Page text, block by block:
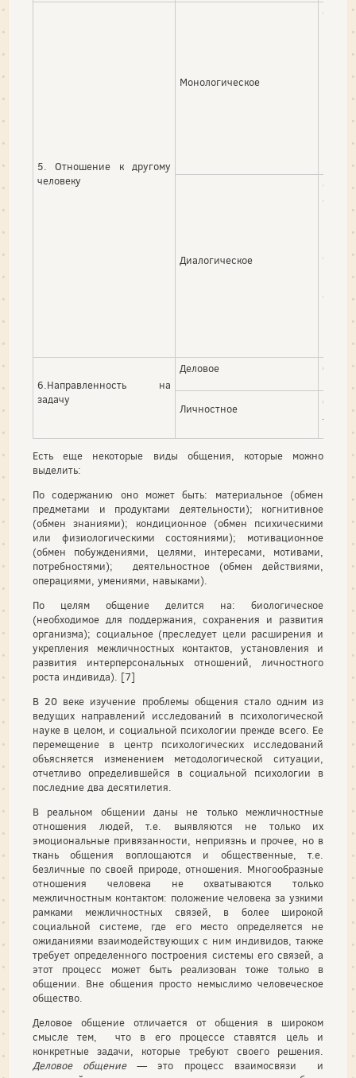
5. Отношение к другому
человеку
Монологическое
Диалогическое
В
6.Направленность на
задачу
Деловое
Личностное
Есть еще некоторые виды общения, которые можно
выделить:
По содержанию оно может быть: материальное (обмен
предметами и продуктами деятельности); когнитивное
(обмен знаниями); кондиционное (обмен психическими
или физиологическими состояниями); мотивационное
(обмен побуждениями, целями, интересами, мотивами,
потребностями); деятельностное (обмен действиями,
операциями, умениями, навыками).
По целям общение делится на: биологическое
(необходимое для поддержания, сохранения и развития
организма); социальное (преследует цели расширения и
укрепления межличностных контактов, установления и
развития интерперсональных отношений, личностного
роста индивида). [7]
В 20 веке изучение проблемы общения стало одним из
ведущих направлений исследований в психологической
науке в целом, и социальной психологии прежде всего. Ее
перемещение в центр психологических исследований
объясняется изменением методологической ситуации,
отчетливо определившейся в социальной психологии в
последние два десятилетия.
В реальном общении даны не только межличностные
отношения людей, т.е. выявляются не только их
эмоциональные привязанности, неприязнь и прочее, но в
ткань общения воплощаются и общественные, т.е.
безличные по своей природе, отношения. Многообразные
отношения человека не охватываются только
межличностным контактом: положение человека за узкими
рамками межличностных связей, в более широкой
социальной системе, где его место определяется не
ожиданиями взаимодействующих с ним индивидов, также
требует определенного построения системы его связей, а
этот процесс может быть реализован тоже только в
общении. Вне общения просто немыслимо человеческое
общество.
Деловое общение отличается от общения в широком
смысле тем, что в его процессе ставятся цель и
конкретные задачи, которые требуют своего решения.
Деловое общение— это процесс взаимосвязи и